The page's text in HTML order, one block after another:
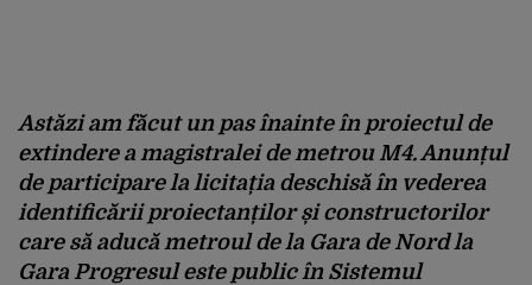
Astăzi am făcut un pas înainte în proiectul de
extindere a magistralei de metrou M4. Anunțul
de participare la licitația deschisă în vederea
identificării proiectanților și constructorilor
care să aducă metroul de la Gara de Nord la
Gara Progresul este public în Sistemul